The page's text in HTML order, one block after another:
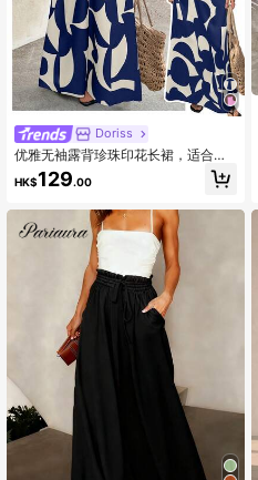
Doriss
优雅无袖露背珍珠印花长裙，适合婚
礼、派对、海滩、情人节、毕业典礼
等夏季场合。
HK$129.00